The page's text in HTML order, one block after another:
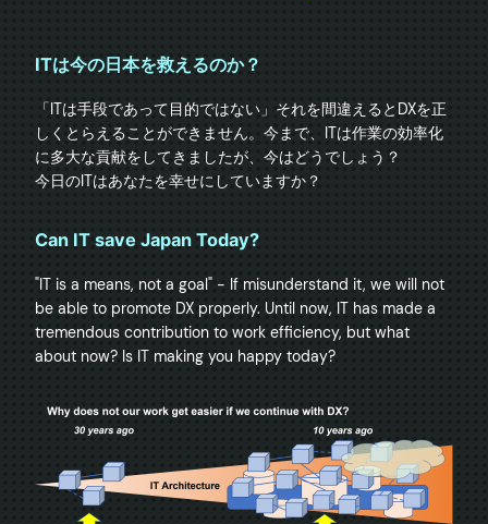
ITは今の日本を救えるのか？
「ITは手段であって目的ではない」それを間違えるとDXを正
しくとらえることができません。今まで、ITは作業の効率化
に多大な貢献をしてきましたが、今はどうでしょう？
今日のITはあなたを幸せにしていますか？
Can IT save Japan Today?
"IT is a means, not a goal" - If misunderstand it, we will not
be able to promote DX properly. Until now, IT has made a
tremendous contribution to work efficiency, but what
about now? Is IT making you happy today?